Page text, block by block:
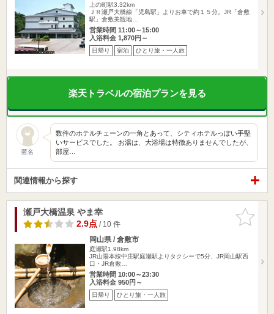
上の町駅3.32km
ＪＲ瀬戸大橋線「児島駅」よりお車で約１５分。JR「倉敷
駅」倉敷美観地…
営業時間 11:00～15:00
入浴料金 1,870円～
日帰り 宿泊 ひとり旅・一人旅
楽天トラベルの宿泊プランを見る
匿名
数件のホテルチェーンの一角とあって、シティホテルっぽい手堅
いサービスでした。 お湯は、大浴場は特徴ありませんでしたが、
部屋…
関連情報から探す
お気に入
りに追加
瀬戸大橋温泉 やま幸
2.9点/ 10 件
岡山県 / 倉敷市
庭瀬駅1.98km
JR山陽本線中庄駅庭瀬駅よりタクシーで5分、JR岡山駅西
口・JR倉敷…
営業時間 10:00～23:30
入浴料金 950円～
日帰り ひとり旅・一人旅